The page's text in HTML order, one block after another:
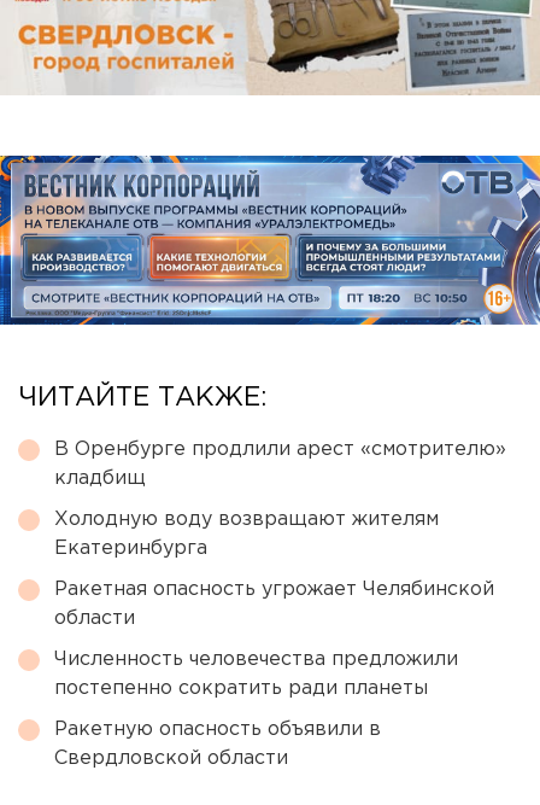
ЧИТАЙТЕ ТАКЖЕ:
В Оренбурге продлили арест «смотрителю»
кладбищ
Холодную воду возвращают жителям
Екатеринбурга
Ракетная опасность угрожает Челябинской
области
Численность человечества предложили
постепенно сократить ради планеты
Ракетную опасность объявили в
Свердловской области